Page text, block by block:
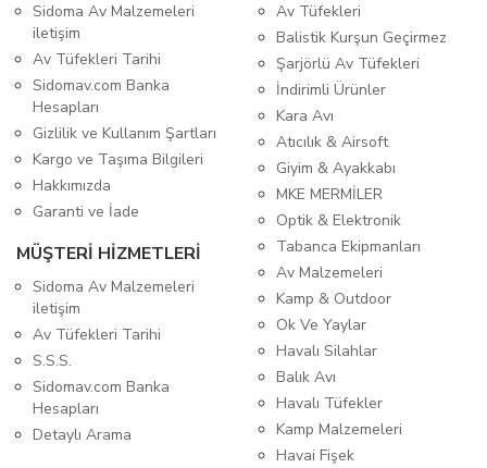
Sidoma Av Malzemeleri
iletişim
Av Tüfekleri Tarihi
Sidomav.com Banka
Hesapları
Gizlilik ve Kullanım Şartları
Kargo ve Taşıma Bilgileri
Hakkımızda
Garanti ve İade
MÜŞTERİ HİZMETLERİ
Sidoma Av Malzemeleri
iletişim
Av Tüfekleri Tarihi
S.S.S.
Sidomav.com Banka
Hesapları
Detaylı Arama
Av Tüfekleri
Balistik Kurşun Geçirmez
Şarjörlü Av Tüfekleri
İndirimli Ürünler
Kara Avı
Atıcılık & Airsoft
Giyim & Ayakkabı
MKE MERMİLER
Optik & Elektronik
Tabanca Ekipmanları
Av Malzemeleri
Kamp & Outdoor
Ok Ve Yaylar
Havalı Silahlar
Balık Avı
Havalı Tüfekler
Kamp Malzemeleri
Havai Fişek